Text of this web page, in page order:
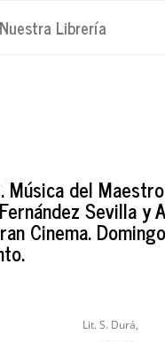
Nuestra Librería
Música del
Sevilla y
Cinema.
Lit. S. Durá,